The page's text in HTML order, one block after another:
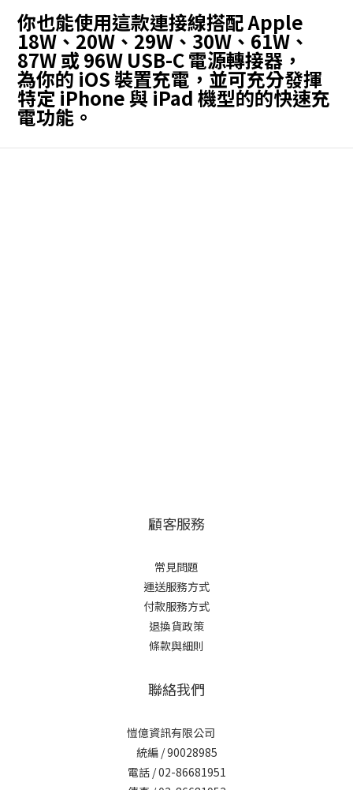
你也能使用這款連接線搭配 Apple
18W、20W、29W、30W、61W、
87W 或 96W USB-C 電源轉接器，
為你的 iOS 裝置充電，並可充分發揮
特定 iPhone 與 iPad 機型的的快速充
電功能。
顧客服務
常見問題
運送服務方式
付款服務方式
退換貨政策
條款與細則
聯絡我們
愷億資訊有限公司
統編 / 90028985
電話 / 02-86681951